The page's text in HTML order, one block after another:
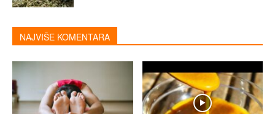
NAJVIŠE KOMENTARA